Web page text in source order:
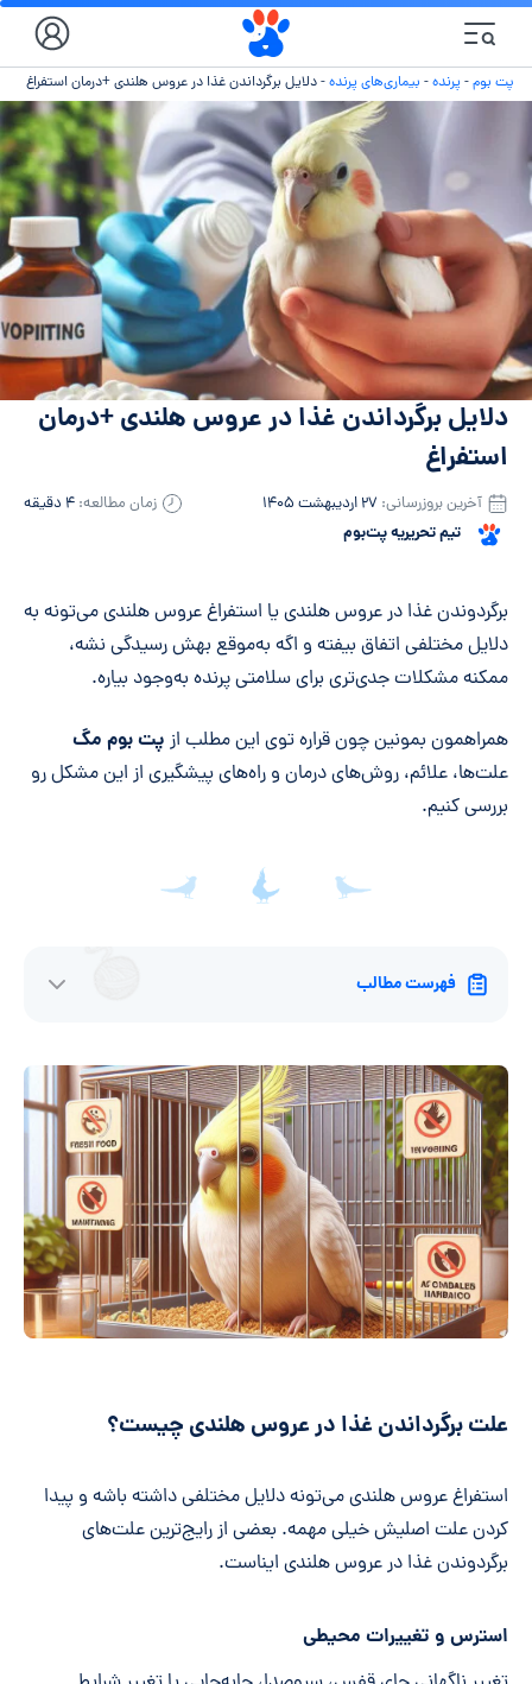
پت بوم- پرنده- بیماری‌های پرنده-دلایل برگرداندن غذا در عروس هلندی +درمان استفراغ
دلایل برگرداندن غذا در عروس هلندی +درمان
استفراغ
تیم تحریریه پت‌بوم
آخرین بروزرسانی: ۲۷ اردیبهشت ۱۴۰۵ زمان مطالعه: ۴ دقیقه
خلاصه مقاله
برگردوندن غذا در عروس هلندی یا استفراغ عروس هلندی می‌تونه به
دلایل مختلفی اتفاق بیفته و اگه به‌موقع بهش رسیدگی نشه،
ممکنه مشکلات جدی‌تری برای سلامتی پرنده به‌وجود بیاره.
همراهمون بمونین چون قراره توی این مطلب از پت بوم مگ
علت‌ها، علائم، روش‌های درمان و راه‌های پیشگیری از این مشکل رو
بررسی کنیم.
فهرست مطالب
علت برگرداندن غذا در عروس هلندی چیست؟
استفراغ عروس هلندی می‌تونه دلایل مختلفی داشته باشه و پیدا
کردن علت اصلیش خیلی مهمه. بعضی از رایج‌ترین علت‌های
برگردوندن غذا در عروس هلندی ایناست.
استرس و تغییرات محیطی